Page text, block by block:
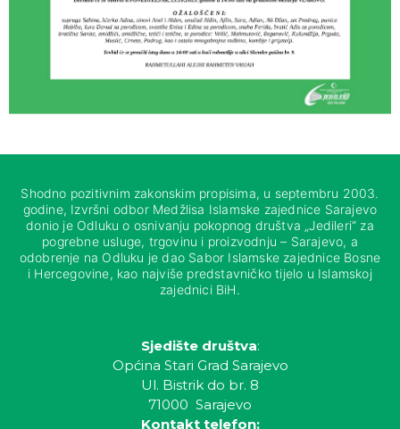
Shodno pozitivnim zakonskim propisima, u septembru 2003.
godine, Izvršni odbor Medžlisa Islamske zajednice Sarajevo
donio je Odluku o osnivanju pokopnog društva „Jedileri“ za
pogrebne usluge, trgovinu i proizvodnju – Sarajevo, a
odobrenje na Odluku je dao Sabor Islamske zajednice Bosne
i Hercegovine, kao najviše predstavničko tijelo u Islamskoj
zajednici BiH.
Sjedište društva:
Općina Stari Grad Sarajevo
Ul. Bistrik do br. 8
71000 Sarajevo
Kontakt telefon: